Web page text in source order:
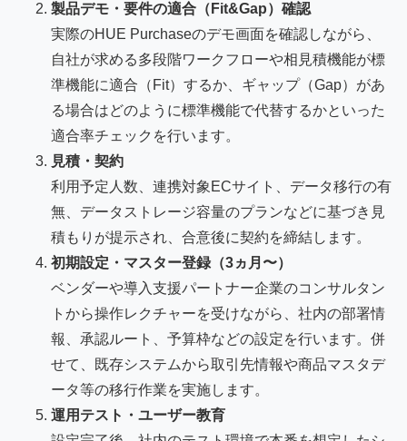
製品デモ・要件の適合（Fit&Gap）確認
実際のHUE Purchaseのデモ画面を確認しながら、
自社が求める多段階ワークフローや相見積機能が標
準機能に適合（Fit）するか、ギャップ（Gap）があ
る場合はどのように標準機能で代替するかといった
適合率チェックを行います。
見積・契約
利用予定人数、連携対象ECサイト、データ移行の有
無、データストレージ容量のプランなどに基づき見
積もりが提示され、合意後に契約を締結します。
初期設定・マスター登録（3ヵ月〜）
ベンダーや導入支援パートナー企業のコンサルタン
トから操作レクチャーを受けながら、社内の部署情
報、承認ルート、予算枠などの設定を行います。併
せて、既存システムから取引先情報や商品マスタデ
ータ等の移行作業を実施します。
運用テスト・ユーザー教育